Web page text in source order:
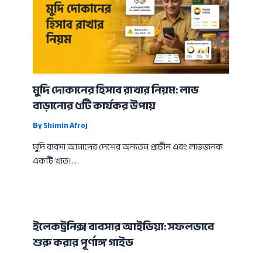
মুদি দোকানের হিসাব রাখার নিয়ম: লাভ
বাড়ানোর ৫টি কার্যকর উপায়
ByShimin Afroj
মুদি ব্যবসা আমাদের দেশের অন্যতম প্রাচীন এবং লাভজনক
একটি খাত।…
ইলেকট্রনিক্স ব্যবসার আইডিয়া: সফলভাবে
শুরু করার পূর্ণাঙ্গ গাইড